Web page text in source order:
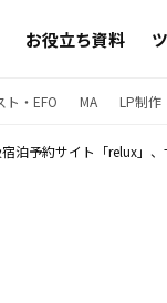
お役立ち資料
ト・EFO MA LP制作
泊予約サイト「relux」